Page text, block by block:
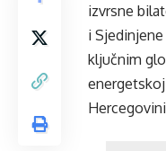
izvrsne
i
ključnim